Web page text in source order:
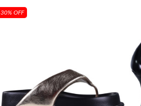
30% OFF